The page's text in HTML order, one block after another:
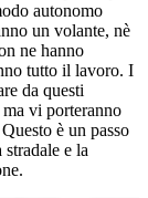
autonomo
un volante, nè
ne hanno
tutto il lavoro. I
da questi
vi porteranno
è un passo
e la